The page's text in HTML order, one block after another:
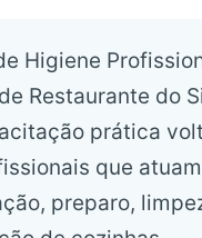
Higiene
Restaurante do
prática
que
preparo,